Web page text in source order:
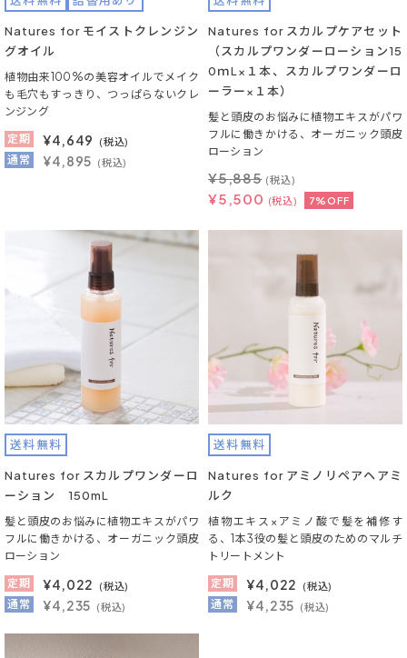
Natures for モイストクレンジン
グオイル
植物由来100%の美容オイルでメイク
も毛穴もすっきり、つっぱらないクレ
ンジング
定期
¥4,649 (税込)
通常 ¥4,895 (税込)
Natures for スカルプケアセット
（スカルプワンダーローション15
0ｍL×１本、スカルプワンダーロ
ーラー×１本）
髪と頭皮のお悩みに植物エキスがパワ
フルに働きかける、オーガニック頭皮
ローション
¥5,500 (税込) 7%OFF
¥5,885 (税込)
送料無料
Natures for スカルプワンダーロ
ーション 150mL
髪と頭皮のお悩みに植物エキスがパワ
フルに働きかける、オーガニック頭皮
ローション
定期
¥4,022 (税込)
通常 ¥4,235 (税込)
送料無料
Natures for アミノリペアヘアミ
ルク
植物エキス×アミノ酸で髪を補修す
る、1本3役の髪と頭皮のためのマルチ
トリートメント
定期
¥4,022 (税込)
通常 ¥4,235 (税込)